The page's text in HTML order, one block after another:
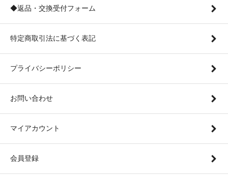
◆返品・交換受付フォーム
特定商取引法に基づく表記
プライバシーポリシー
お問い合わせ
マイアカウント
会員登録